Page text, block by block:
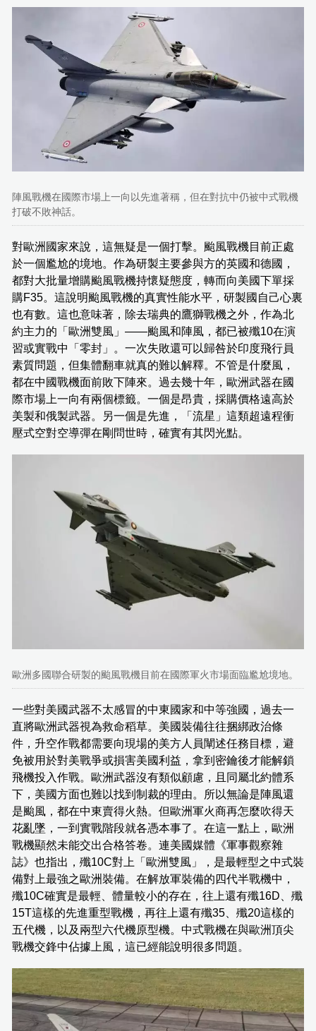
陣風戰機在國際市場上一向以先進著稱，但在對抗中仍被中式戰機
打破不敗神話。
對歐洲國家來說，這無疑是一個打擊。颱風戰機目前正處
於一個尷尬的境地。作為研製主要參與方的英國和德國，
都對大批量增購颱風戰機持懷疑態度，轉而向美國下單採
購F35。這說明颱風戰機的真實性能水平，研製國自己心裏
也有數。這也意味著，除去瑞典的鷹獅戰機之外，作為北
約主力的「歐洲雙風」——颱風和陣風，都已被殲10在演
習或實戰中「零封」。一次失敗還可以歸咎於印度飛行員
素質問題，但集體翻車就真的難以解釋。不管是什麼風，
都在中國戰機面前敗下陣來。過去幾十年，歐洲武器在國
際市場上一向有兩個標籤。一個是昂貴，採購價格遠高於
美製和俄製武器。另一個是先進，「流星」這類超遠程衝
壓式空對空導彈在剛問世時，確實有其閃光點。
歐洲多國聯合研製的颱風戰機目前在國際軍火市場面臨尷尬境地。
一些對美國武器不太感冒的中東國家和中等強國，過去一
直將歐洲武器視為救命稻草。美國裝備往往捆綁政治條
件，升空作戰都需要向現場的美方人員闡述任務目標，避
免被用於對美戰爭或損害美國利益，拿到密鑰後才能解鎖
飛機投入作戰。歐洲武器沒有類似顧慮，且同屬北約體系
下，美國方面也難以找到制裁的理由。所以無論是陣風還
是颱風，都在中東賣得火熱。但歐洲軍火商再怎麼吹得天
花亂墜，一到實戰階段就各憑本事了。在這一點上，歐洲
戰機顯然未能交出合格答卷。連美國媒體《軍事觀察雜
誌》也指出，殲10C對上「歐洲雙風」，是最輕型之中式裝
備對上最強之歐洲裝備。在解放軍裝備的四代半戰機中，
殲10C確實是最輕、體量較小的存在，往上還有殲16D、殲
15T這樣的先進重型戰機，再往上還有殲35、殲20這樣的
五代機，以及兩型六代機原型機。中式戰機在與歐洲頂尖
戰機交鋒中佔據上風，這已經能說明很多問題。